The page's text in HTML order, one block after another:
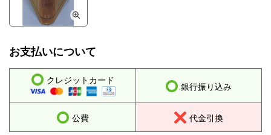
お支払いについて
クレジットカード
銀行振り込み
公費 代金引換